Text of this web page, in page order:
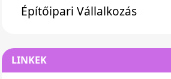
Építőipari Vállalkozás
LINKEK